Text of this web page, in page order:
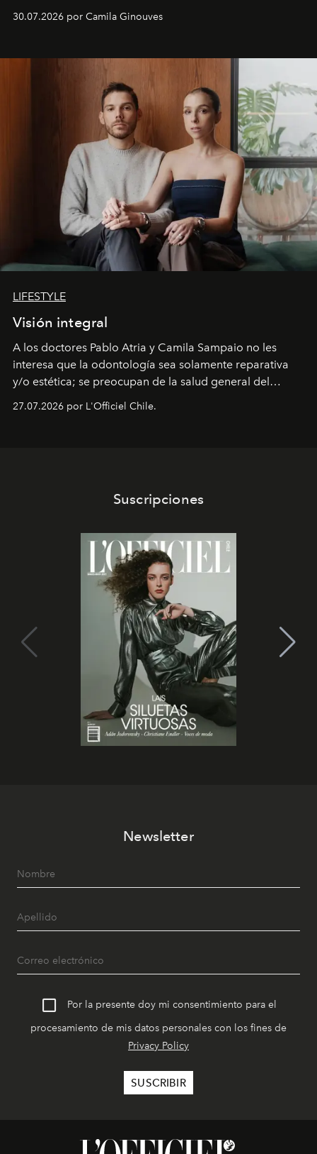
30.07.2026 por Camila Ginouves
LIFESTYLE
Visión integral
A los doctores Pablo Atria y Camila Sampaio no les
interesa que la odontología sea solamente reparativa
y/o estética; se preocupan de la salud general del
paciente y entienden la prevención como una arista
intransable.
27.07.2026 por L'Officiel Chile.
Suscripciones
Newsletter
Por la presente doy mi consentimiento para el
procesamiento de mis datos personales con los fines de
Privacy Policy